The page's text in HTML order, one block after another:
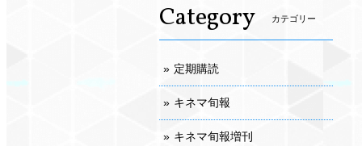
Category カテゴリー
定期購読
キネマ旬報
キネマ旬報増刊